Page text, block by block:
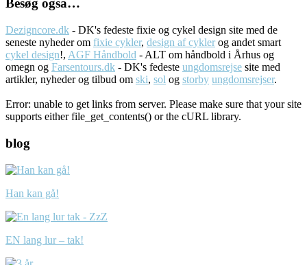
Besøg også…
Dezigncore.dk - DK's fedeste fixie og cykel design site med de
seneste nyheder om fixie cykler, design af cyklerog andet smart
cykel design!, AGF Håndbold - ALT om håndbold i Århus og
omegn og Farsentours.dk - DK's fedeste ungdomsrejse site med
artikler, nyheder og tilbud om ski, sol og storby ungdomsrejser.
Error: unable to get links from server. Please make sure that your site
supports either file_get_contents() or the cURL library.
blog
Han kan gå!
EN lang lur – tak!